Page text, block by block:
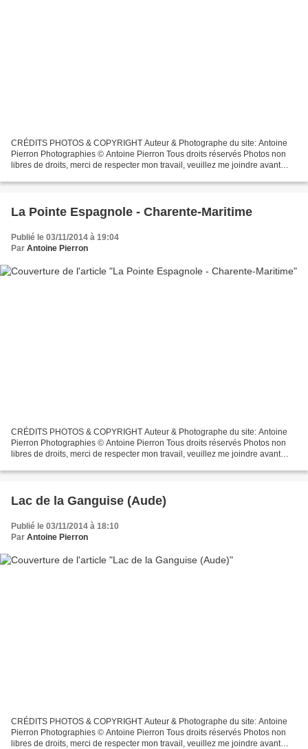
CRÉDITS PHOTOS & COPYRIGHT Auteur & Photographe du site: Antoine
Pierron Photographies © Antoine Pierron Tous droits réservés Photos non
libres de droits, merci de respecter mon travail, veuillez me joindre avant
La Pointe Espagnole - Charente-Maritime
Publié le 03/11/2014 à 19:04
Par Antoine Pierron
CRÉDITS PHOTOS & COPYRIGHT Auteur & Photographe du site: Antoine
Pierron Photographies © Antoine Pierron Tous droits réservés Photos non
libres de droits, merci de respecter mon travail, veuillez me joindre avant
Lac de la Ganguise (Aude)
Publié le 03/11/2014 à 18:10
Par Antoine Pierron
CRÉDITS PHOTOS & COPYRIGHT Auteur & Photographe du site: Antoine
Pierron Photographies © Antoine Pierron Tous droits réservés Photos non
libres de droits, merci de respecter mon travail, veuillez me joindre avant